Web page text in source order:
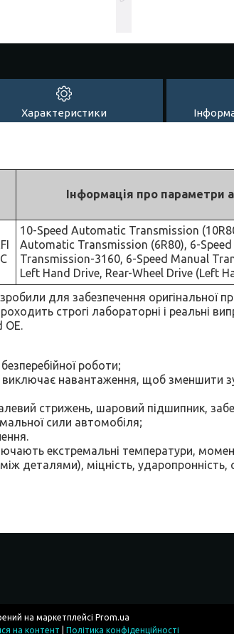
Характеристики
Інформація про параметри
10-Speed Automatic Transmission
Automatic Transmission (6R80), 6-
Transmission-3160, 6-Speed Manual
Left Hand Drive, Rear-Wheel Drive (Left
для забезпечення оригінальної
строгі лабораторні і реальні
OE.
роботи;
навантаження, щоб зменшити
стрижень, шаровий підшипник,
сили автомобіля;
екстремальні температури,
деталями), міцність, ударопронність,
на маркетплейсі Prom.ua
на контент Політика конфіденційності